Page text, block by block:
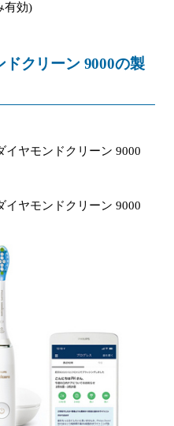
有効)
クリーン 9000の製
ヤモンドクリーン 9000
ヤモンドクリーン 9000